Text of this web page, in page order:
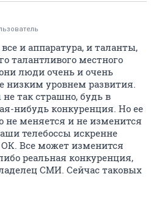
и аппаратура, и таланты,
талантливого местного
люди очень и очень
низким уровнем развития.
так страшно, будь в
нибудь конкуренция. Но ее
не меняется и не изменится
телебоссы искренне
Все может изменится
реальная конкуренция,
СМИ. Сейчас таковых